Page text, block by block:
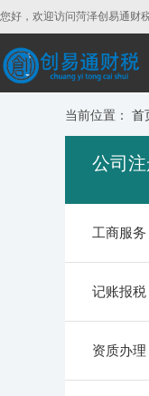
您好，欢迎访问菏泽创易通财
当前位置： 首
公司
工商服务
记账报税
资质办理